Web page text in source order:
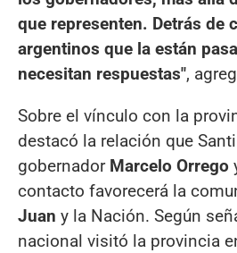
que representen. Detrás de
argentinos que la están
necesitan respuestas",
Sobre el vínculo con la
destacó la relación que
gobernador Marcelo Orrego
contacto favorecerá la
Juan y la Nación. Según
nacional visitó la provincia